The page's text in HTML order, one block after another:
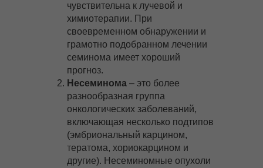
чувствительна к лучевой и
химиотерапии. При
своевременном обнаружении и
грамотно подобранном лечении
семинома имеет хороший
прогноз.
Несеминома – это более
разнообразная группа
онкологических заболеваний,
включающая несколько подтипов
(эмбриональный карцином,
тератома, хориокарцином и
другие). Несеминомные опухоли